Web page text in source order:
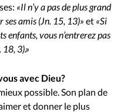
«Il n’y a pas de plus grand
amis (Jn. 15, 13)» et «Si
enfants, vous n’entrerez pas
3).»
avec Dieu?
possible. Son plan de
et donner le plus